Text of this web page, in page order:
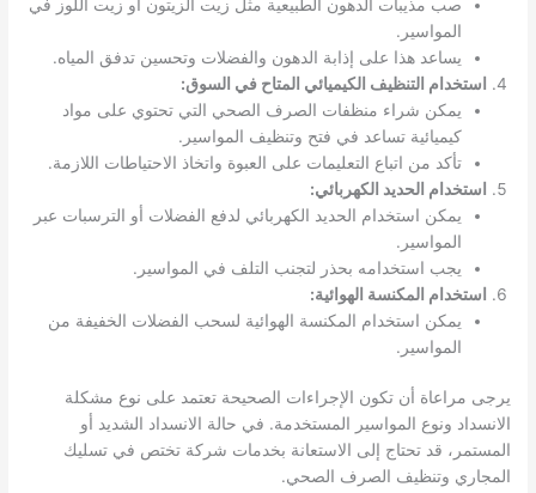
صب مذيبات الدهون الطبيعية مثل زيت الزيتون أو زيت اللوز في
المواسير.
يساعد هذا على إذابة الدهون والفضلات وتحسين تدفق المياه.
استخدام التنظيف الكيميائي المتاح في السوق:
يمكن شراء منظفات الصرف الصحي التي تحتوي على مواد
كيميائية تساعد في فتح وتنظيف المواسير.
تأكد من اتباع التعليمات على العبوة واتخاذ الاحتياطات اللازمة.
استخدام الحديد الكهربائي:
يمكن استخدام الحديد الكهربائي لدفع الفضلات أو الترسبات عبر
المواسير.
يجب استخدامه بحذر لتجنب التلف في المواسير.
استخدام المكنسة الهوائية:
يمكن استخدام المكنسة الهوائية لسحب الفضلات الخفيفة من
المواسير.
يرجى مراعاة أن تكون الإجراءات الصحيحة تعتمد على نوع مشكلة
الانسداد ونوع المواسير المستخدمة. في حالة الانسداد الشديد أو
المستمر، قد تحتاج إلى الاستعانة بخدمات شركة تختص في تسليك
المجاري وتنظيف الصرف الصحي.